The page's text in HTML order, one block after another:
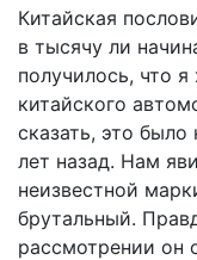
Китайская
в тысячу ли
получилось, что
китайского
сказать, это было
лет назад. Нам
неизвестной
брутальный.
рассмотрении он